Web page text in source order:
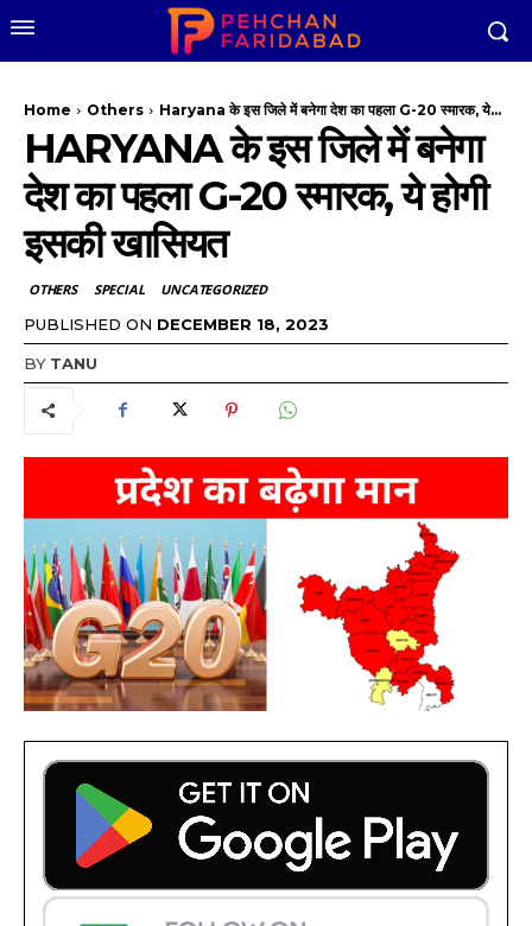
Home Others Haryana के इस जिले में बनेगा देश का पहला G-20 स्मारक, ये...
HARYANA के इस जिले में बनेगा
देश का पहला G-20 स्मारक, ये होगी
इसकी खासियत
OTHERS SPECIAL UNCATEGORIZED
PUBLISHED ON DECEMBER 18, 2023
BY TANU